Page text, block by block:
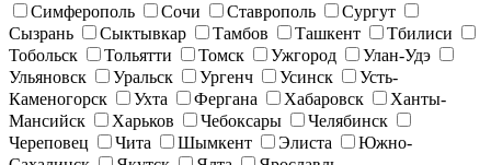
Симферополь
Сочи Ставрополь
Сургут
Сызрань
Сыктывкар Тамбов Ташкент
Тбилиси
Тобольск
Тольятти Томск Ужгород
Улан-Удэ
Ульяновск
Уральск Ургенч Усинск
Усть-
Каменогорск
Ухта Фергана Хабаровск
Ханты-
Мансийск
Харьков Чебоксары
Челябинск
Череповец
Чита Шымкент Элиста
Южно-